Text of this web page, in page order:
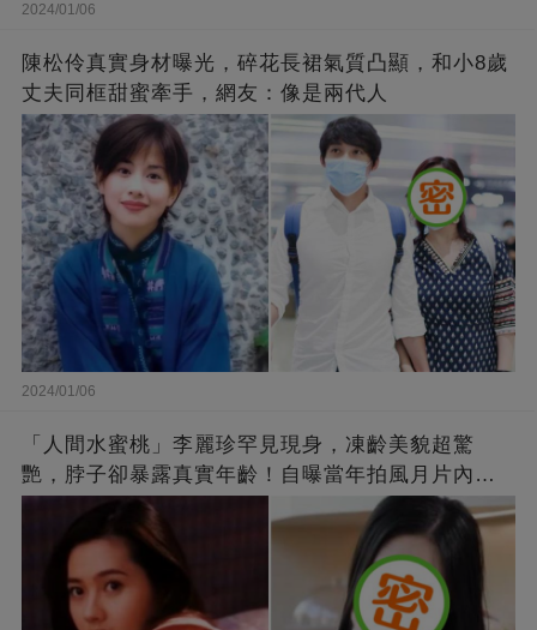
2024/01/06
陳松伶真實身材曝光，碎花長裙氣質凸顯，和小8歲
丈夫同框甜蜜牽手，網友：像是兩代人
2024/01/06
「人間水蜜桃」李麗珍罕見現身，凍齡美貌超驚
艷，脖子卻暴露真實年齡！自曝當年拍風月片內
幕，竟是因為「玉女當久了」？